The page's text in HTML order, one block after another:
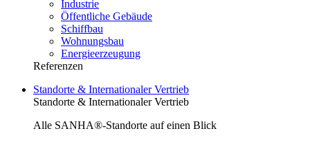
Industrie
Öffentliche Gebäude
Schiffbau
Wohnungsbau
Energieerzeugung
Referenzen
Standorte & Internationaler Vertrieb
Standorte & Internationaler Vertrieb
Alle SANHA®-Standorte auf einen Blick